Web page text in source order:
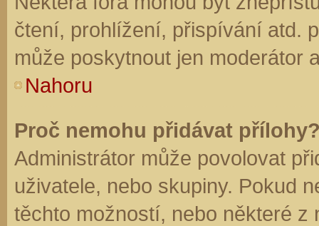
čtení, prohlížení, přispívání atd.
může poskytnout jen moderátor
Nahoru
Proč nemohu přidávat
Administrátor může povolovat
uživatele, nebo skupiny. Pokud
těchto možností, nebo některé z